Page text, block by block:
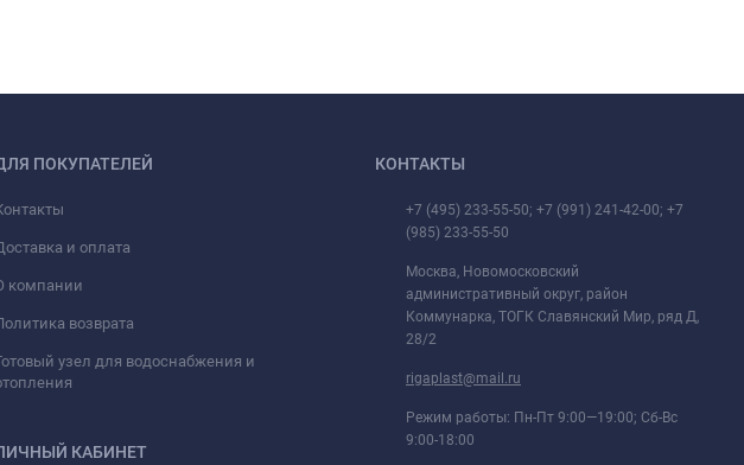
ПОКУПАТЕЛЕЙ
и оплата
компании
возврата
узел для водоснабжения и
КАБИНЕТ
КОНТАКТЫ
+7 (495) 233-55-50; +7 (991) 241-42-00; +7
(985) 233-55-50
Москва, Новомосковский
административный округ, район
Коммунарка, ТОГК Славянский Мир, ряд Д,
28/2
rigaplast@mail.ru
Режим работы: Пн-Пт 9:00—19:00; Сб-Вс
9:00-18:00